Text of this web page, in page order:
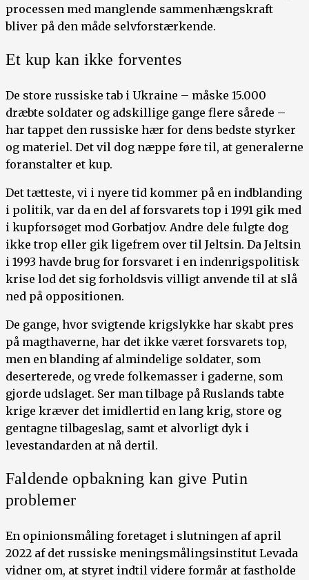
processen med manglende sammenhængskraft
bliver på den måde selvforstærkende.
Et kup kan ikke forventes
De store russiske tab i Ukraine – måske 15.000
dræbte soldater og adskillige gange flere sårede –
har tappet den russiske hær for dens bedste styrker
og materiel. Det vil dog næppe føre til, at generalerne
foranstalter et kup.
Det tætteste, vi i nyere tid kommer på en indblanding
i politik, var da en del af forsvarets top i 1991 gik med
i kupforsøget mod Gorbatjov. Andre dele fulgte dog
ikke trop eller gik ligefrem over til Jeltsin. Da Jeltsin
i 1993 havde brug for forsvaret i en indenrigspolitisk
krise lod det sig forholdsvis villigt anvende til at slå
ned på oppositionen.
De gange, hvor svigtende krigslykke har skabt pres
på magthaverne, har det ikke været forsvarets top,
men en blanding af almindelige soldater, som
deserterede, og vrede folkemasser i gaderne, som
gjorde udslaget. Ser man tilbage på Ruslands tabte
krige kræver det imidlertid en lang krig, store og
gentagne tilbageslag, samt et alvorligt dyk i
levestandarden at nå dertil.
Faldende opbakning kan give Putin
problemer
En opinionsmåling foretaget i slutningen af april
2022 af det russiske meningsmålingsinstitut Levada
vidner om, at styret indtil videre formår at fastholde